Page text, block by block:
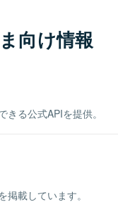
向け情報
る公式APIを提供。
載しています。